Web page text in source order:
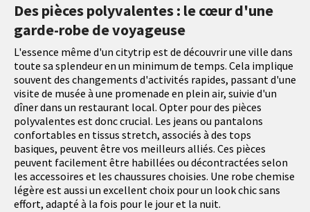
Des pièces polyvalentes : le cœur d'une
garde-robe de voyageuse
L'essence même d'un citytrip est de découvrir une ville dans
toute sa splendeur en un minimum de temps. Cela implique
souvent des changements d'activités rapides, passant d'une
visite de musée à une promenade en plein air, suivie d'un
dîner dans un restaurant local. Opter pour des pièces
polyvalentes est donc crucial. Les jeans ou pantalons
confortables en tissus stretch, associés à des tops
basiques, peuvent être vos meilleurs alliés. Ces pièces
peuvent facilement être habillées ou décontractées selon
les accessoires et les chaussures choisies. Une robe chemise
légère est aussi un excellent choix pour un look chic sans
effort, adapté à la fois pour le jour et la nuit.